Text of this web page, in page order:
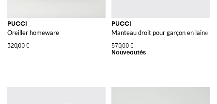
PUCCI
Oreiller homeware
320,00 €
PUCCI
Manteau droit pour garçon en laine
570,00 €